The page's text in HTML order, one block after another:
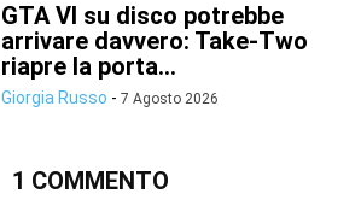
GTA VI su disco potrebbe
arrivare davvero: Take-Two
riapre la porta...
Giorgia Russo - 7 Agosto 2026
1 COMMENTO